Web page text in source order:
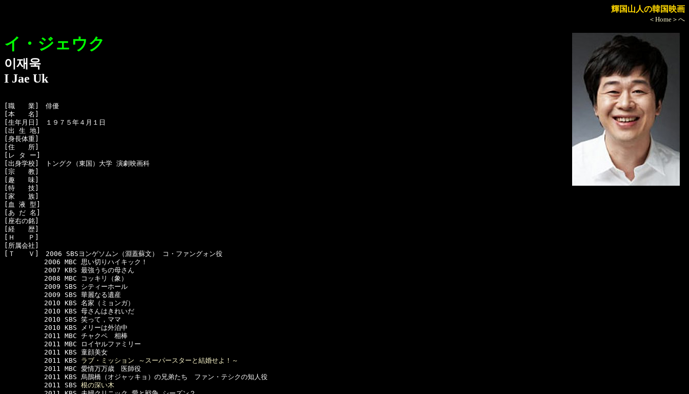
輝国山人の韓国映画
＜Home＞へ
イ・ジェウク
이재욱
I Jae Uk
[職　　業]　俳優
[本　　名]
[生年月日]　１９７５年４月１日
[出 生 地]
[身長体重]
[住　　所]
[レ タ ー]
[出身学校]　トングク（東国）大学 演劇映画科
[宗　　教]
[趣　　味]
[特　　技]
[家　　族]
[血 液 型]
[あ だ 名]
[座右の銘]
[経　　歴]
[Ｈ　　Ｐ]
[所属会社]
[Ｔ　　Ｖ]　2006 SBSヨンゲソムン（淵蓋蘇文） コ・ファングォン役
2006 MBC 思い切りハイキック！
2007 KBS 最強うちの母さん
2008 MBC コッキリ（象）
2009 SBS シティーホール
2009 SBS 華麗なる遺産
2010 KBS 名家（ミョンガ）
2010 KBS 母さんはきれいだ
2010 SBS 笑って，ママ
2010 KBS メリーは外泊中
2011 MBC チャクペ　相棒
2011 MBC ロイヤルファミリー
2011 KBS 童顔美女
2011 KBS ラブ・ミッション ～スーパースターと結婚せよ！～
2011 MBC 愛情万万歳　医師役
2011 KBS 烏鵲橋（オジャッキョ）の兄弟たち　ファン・テシクの知人役
2011 SBS 根の深い木